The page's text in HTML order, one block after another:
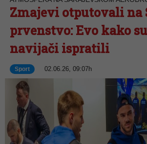
Zmajevi otputovali na
prvenstvo: Evo kako
navijači ispratili
Sport 02.06.26, 09:07h